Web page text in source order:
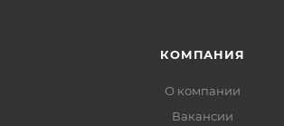
КОМПАНИЯ
О компании
Вакансии